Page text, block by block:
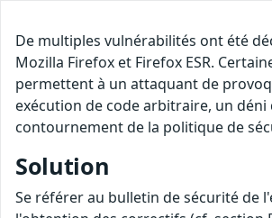
De multiples vulnérabilités ont été
Mozilla Firefox et Firefox ESR.
permettent à un attaquant de
exécution de code arbitraire, un déni
contournement de la politique de
Solution
Se référer au bulletin de sécurité de